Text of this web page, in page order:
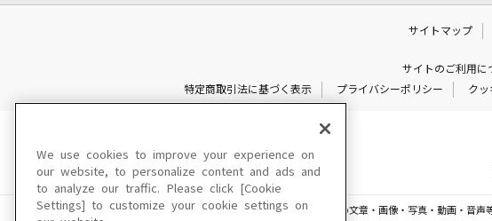
サイトマップ
サイトのご利用に
特定商取引法に基づく表示
プライバシーポリシー クッ
このサイトに掲載されている一切の文章・画像・写真・動画・音
We use cookies to improve your experience on
our website, to personalize content and ads and
to analyze our traffic. Please click [Cookie
Settings] to customize your cookie settings on